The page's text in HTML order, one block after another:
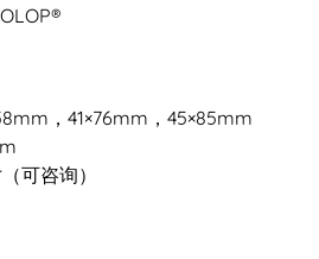
，41×76mm，45×85mm
可咨询）